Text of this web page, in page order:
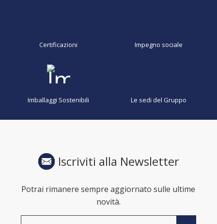
Certificazioni Impegno sociale
Imballaggi Sostenibili Le sedi del Gruppo
Iscriviti alla Newsletter
Potrai rimanere sempre aggiornato sulle ultime
novità.